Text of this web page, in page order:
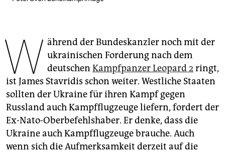
genossenschaft
epaper login
W ährend der Bundeskanzler noch mit der
ukrainischen Forderung nach dem
deutschen Kampfpanzer Leopard 2ringt,
ist James Stavridis schon weiter. Westliche Staaten
sollten der Ukraine für ihren Kampf gegen
Russland auch Kampfflugzeuge liefern, fordert der
Ex-Nato-Oberbefehlshaber. Er denke, dass die
Ukraine auch Kampfflugzeuge brauche. Auch
wenn sich die Aufmerksamkeit derzeit auf die